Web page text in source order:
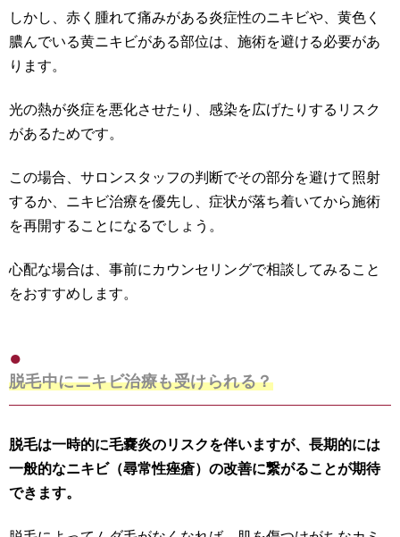
しかし、赤く腫れて痛みがある炎症性のニキビや、黄色く
膿んでいる黄ニキビがある部位は、施術を避ける必要があ
ります。
光の熱が炎症を悪化させたり、感染を広げたりするリスク
があるためです。
この場合、サロンスタッフの判断でその部分を避けて照射
するか、ニキビ治療を優先し、症状が落ち着いてから施術
を再開することになるでしょう。
心配な場合は、事前にカウンセリングで相談してみること
をおすすめします。
脱毛中にニキビ治療も受けられる？
脱毛は一時的に毛嚢炎のリスクを伴いますが、長期的には
一般的なニキビ（尋常性痤瘡）の改善に繋がることが期待
できます。